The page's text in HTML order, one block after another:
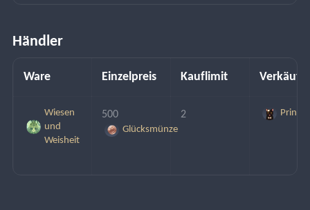
Händler
Ware Einzelpreis Kauflimit
Wiesen
und
Weisheit
500
Glücksmünze
2 Prinz